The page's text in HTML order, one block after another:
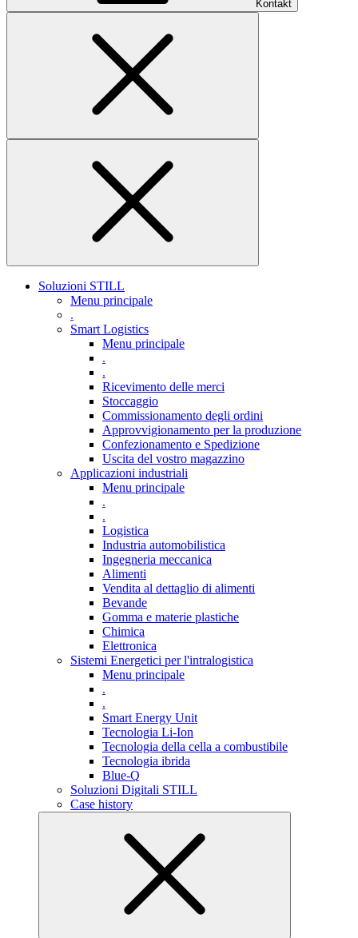
Kontakt
Soluzioni STILL
Menu principale
.
Smart Logistics
Menu principale
.
.
Ricevimento delle merci
Stoccaggio
Commissionamento degli ordini
Approvvigionamento per la produzione
Confezionamento e Spedizione
Uscita del vostro magazzino
Applicazioni industriali
Menu principale
.
.
Logistica
Industria automobilistica
Ingegneria meccanica
Alimenti
Vendita al dettaglio di alimenti
Bevande
Gomma e materie plastiche
Chimica
Elettronica
Sistemi Energetici per l'intralogistica
Menu principale
.
.
Smart Energy Unit
Tecnologia Li-Ion
Tecnologia della cella a combustibile
Tecnologia ibrida
Blue-Q
Soluzioni Digitali STILL
Case history